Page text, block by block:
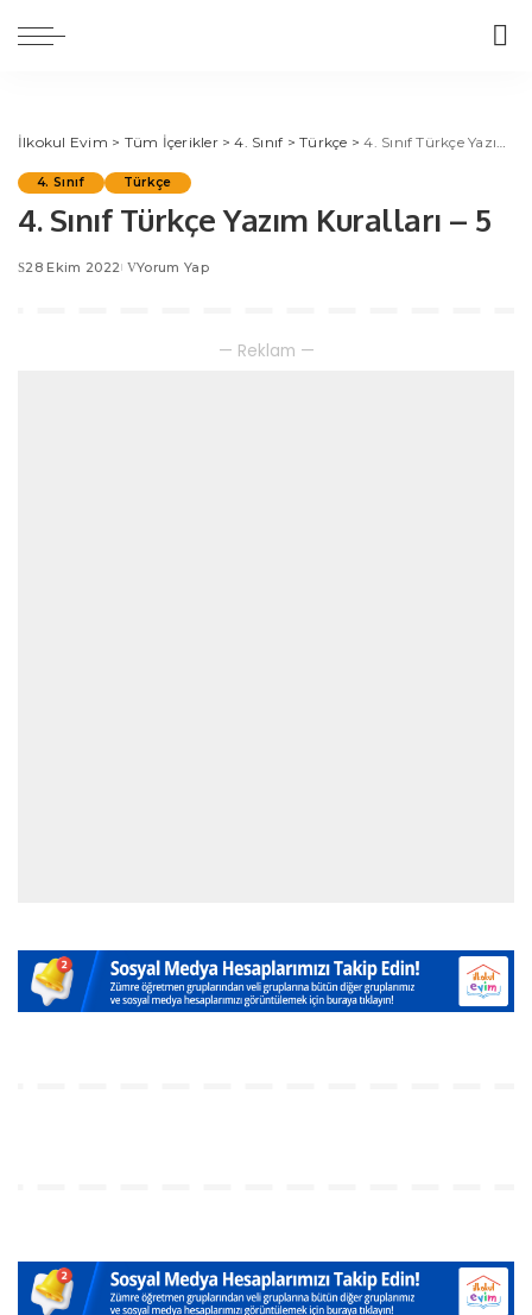
İlkokul Evim > Tüm İçerikler>4. Sınıf >Türkçe >4. Sınıf Türkçe Yazım Kuralları – 5
4. Sınıf Türkçe
4. Sınıf Türkçe Yazım Kuralları – 5
28 Ekim 2022 Yorum Yap
— Reklam —